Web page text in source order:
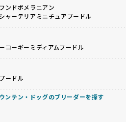
の大きな特徴で
業界が抱える命の大量生産・大
造、劣悪な飼育環境といった課
の消費を減らし、命を大切にす
す。
ペット販売業者が、動物福祉へ
とを理由に寄付を断られる中、
す。
は、広範囲に販売するためにペ
い」の詳細はこちら
珍しい毛色」という見た目の特
されることが多くなっていま
骨や心臓に負担がかかりやす
のリスクが高まることがありま
ンドポメラニアン
ャーテリア ミニチュアプードル
コーギー ミディアムプードル
ードル
ンテン・ドッグのブリーダーを探す